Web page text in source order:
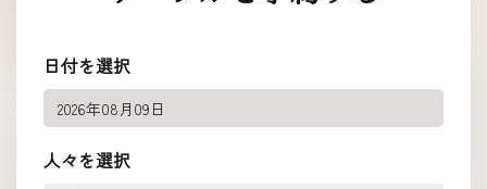
日付を選択
人々を選択